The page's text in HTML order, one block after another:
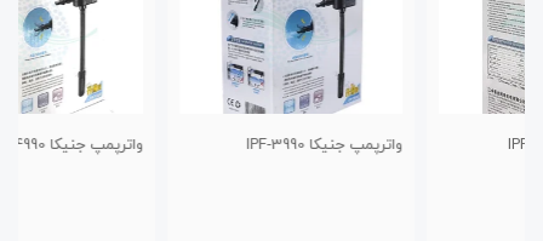
واترپمپ جنیکا IPF-3990 واترپمپ جنیکا IPF-4990